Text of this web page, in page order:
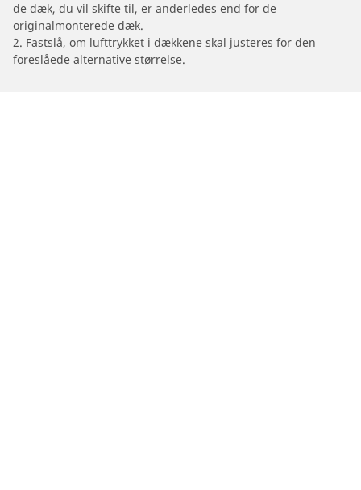
de dæk, du vil skifte til, er anderledes end for de
originalmonterede dæk.
2. Fastslå, om lufttrykket i dækkene skal justeres for den
foreslåede alternative størrelse.